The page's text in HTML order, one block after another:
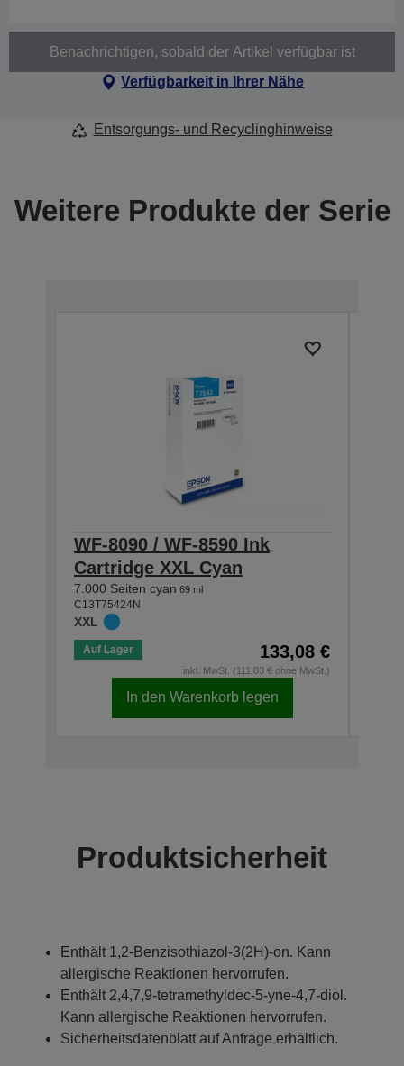
Benachrichtigen, sobald der Artikel verfügbar ist
Verfügbarkeit in Ihrer Nähe
Entsorgungs- und Recyclinghinweise
Weitere Produkte der Serie
WF-8090 / WF-8590 Ink
Cartridge XXL Cyan
7.000 Seiten cyan 69 ml
C13T75424N
XXL
Auf Lager 133,08 €
inkl. MwSt. (111,83 € ohne MwSt.)
In den Warenkorb legen
Produktsicherheit
Enthält 1,2-Benzisothiazol-3(2H)-on. Kann
allergische Reaktionen hervorrufen.
Enthält 2,4,7,9-tetramethyldec-5-yne-4,7-diol.
Kann allergische Reaktionen hervorrufen.
Sicherheitsdatenblatt auf Anfrage erhältlich.